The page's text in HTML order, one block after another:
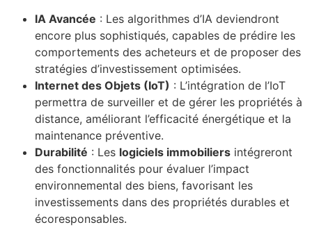
IA Avancée : Les algorithmes d’IA deviendront
encore plus sophistiqués, capables de prédire les
comportements des acheteurs et de proposer des
stratégies d’investissement optimisées.
Internet des Objets (IoT) : L’intégration de l’IoT
permettra de surveiller et de gérer les propriétés à
distance, améliorant l’efficacité énergétique et la
maintenance préventive.
Durabilité : Les logiciels immobiliers intégreront
des fonctionnalités pour évaluer l’impact
environnemental des biens, favorisant les
investissements dans des propriétés durables et
écoresponsables.